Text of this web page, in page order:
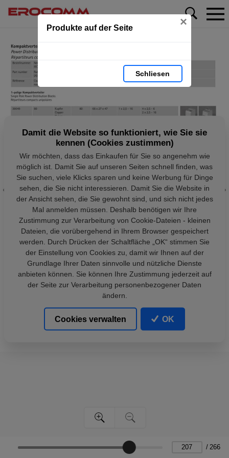
Produkte auf der Seite ×
Schliesen
/ 266
Damit die Website so funktioniert, wie Sie sie
kennen (Cookies zustimmen)
Wir möchten, dass das Einkaufen für Sie so angenehm wie
möglich ist. Damit Sie auf unseren Seiten schnell finden, was
Sie suchen, viele Klicks sparen und keine Werbung für Dinge
sehen, die Sie nicht interessieren. Damit Sie die Website in
der Ansicht sehen, die Sie gewohnt sind, und sich nicht jedes
Mal anmelden müssen. Deshalb benötigen wir Ihre
Zustimmung zur Verarbeitung von Cookie-Dateien - kleinen
Dateien, die vorübergehend in Ihrem Browser gespeichert
werden. Durch Drücken der Schaltfläche „OK“ stimmen Sie
der Einstellung von Cookies zu, damit wir Ihnen auf der
Grundlage Ihrer Daten sinnvolle und nützliche Dienste
anbieten können. Sie können Ihre Zustimmung jederzeit auf
der Seite zur Verarbeitung personenbezogener Daten
ändern.
Cookies verwalten OK